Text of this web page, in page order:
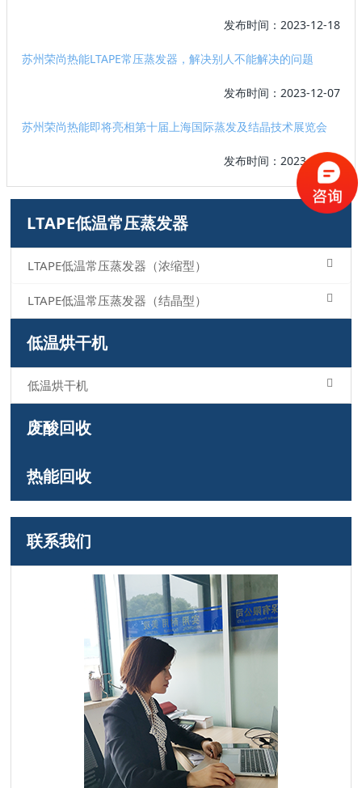
发布时间：2023-12-18
苏州荣尚热能LTAPE常压蒸发器，解决别人不能解决的问题
发布时间：2023-12-07
苏州荣尚热能即将亮相第十届上海国际蒸发及结晶技术展览会
发布时间：2023-10-30
LTAPE低温常压蒸发器
LTAPE低温常压蒸发器（浓缩型）
LTAPE低温常压蒸发器（结晶型）
低温烘干机
低温烘干机
废酸回收
热能回收
联系我们